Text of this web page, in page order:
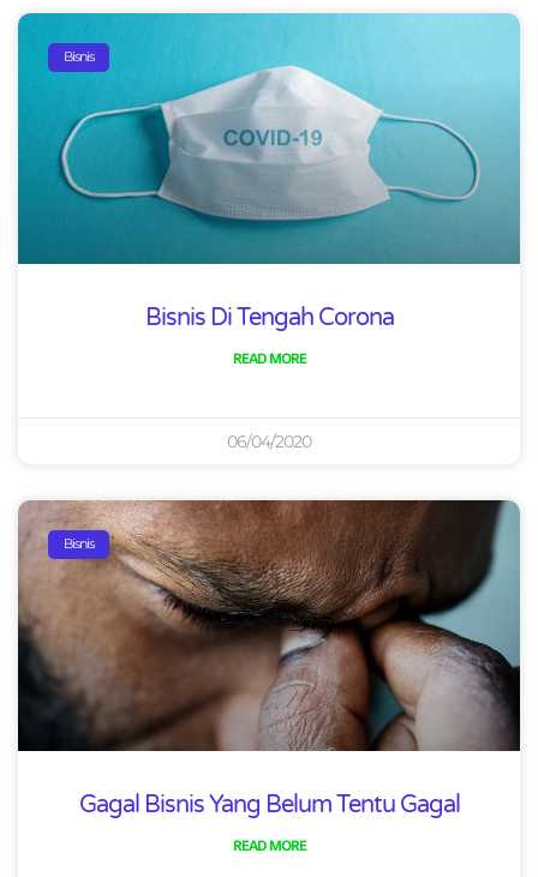
Bisnis
Bisnis Di Tengah Corona
READ MORE
06/04/2020
Bisnis
Gagal Bisnis Yang Belum Tentu Gagal
READ MORE